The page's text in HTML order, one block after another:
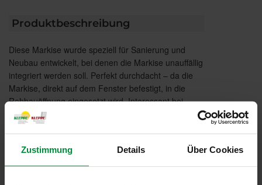
Zustimmung Details Über Cookies
Produktbeschreibung
Diese Markise wurde speziell für Sanierung und
Neubau entwickelt, bei denen die Markise unauffällig
integriert werden soll. Perfekt durchdacht – da die
Markise, direkt auf dem Fenster befestigt, in die
Rohbauöffnung eingesetzt wird. Interessant bei
Sanierung: einfache Fensteranbindung durch
Clipsystem, vorhandene Kästen können oft genutzt
hervorragende Wärme- und Schalldämmwerte. So
geht Sanierung!